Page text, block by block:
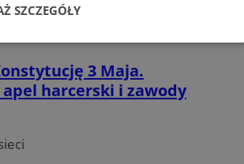
3 Maja.
harcerski i zawody
SZCZEGÓŁY
Wydajność Targetowanie